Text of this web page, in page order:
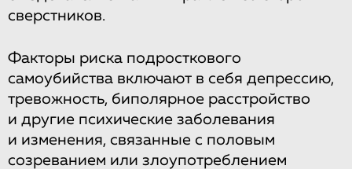
сверстников.
Факторы риска подросткового
самоубийства включают в себя депрессию,
тревожность, биполярное расстройство
и другие психические заболевания
и изменения, связанные с половым
созреванием или злоупотреблением